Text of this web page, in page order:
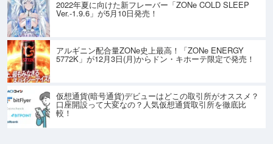
2022年夏に向けた新フレーバー「ZONe COLD SLEEP
Ver.-1.9.6」が5月10日発売！
アルギニン配合量ZONe史上最高！「ZONe ENERGY
5772K」が12月3日(月)からドン・キホーテ限定で発売！
仮想通貨(暗号通貨)デビューはどこの取引所がオススメ？
口座開設って大変なの？人気仮想通貨取引所を徹底比
較！